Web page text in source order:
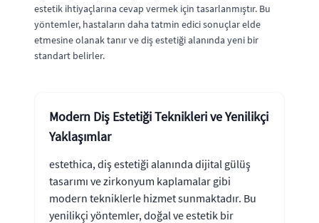
estetik ihtiyaçlarına cevap vermek için tasarlanmıştır. Bu
yöntemler, hastaların daha tatmin edici sonuçlar elde
etmesine olanak tanır ve diş estetiği alanında yeni bir
standart belirler.
Modern Diş Estetiği Teknikleri ve Yenilikçi
Yaklaşımlar
estethica, diş estetiği alanında dijital gülüş
tasarımı ve zirkonyum kaplamalar gibi
modern tekniklerle hizmet sunmaktadır. Bu
yenilikçi yöntemler, doğal ve estetik bir